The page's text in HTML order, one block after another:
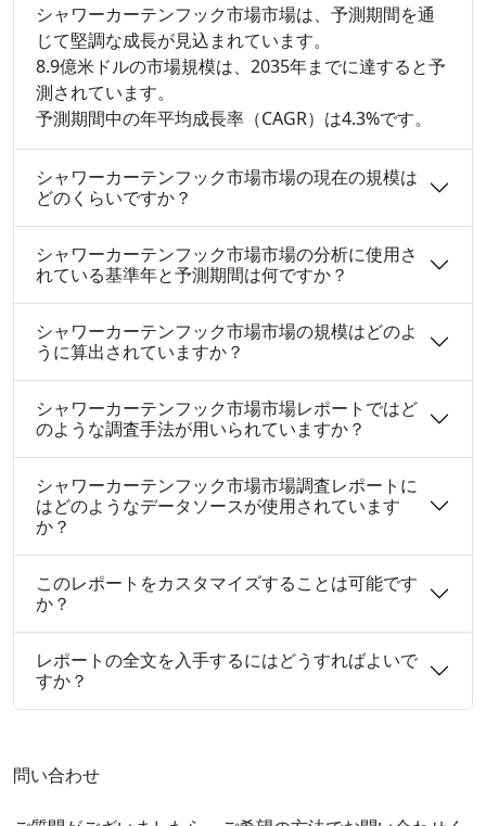
シャワーカーテンフック市場市場は、予測期間を通
じて堅調な成長が見込まれています。
8.9億米ドルの市場規模は、2035年までに達すると予
測されています。
予測期間中の年平均成長率（CAGR）は4.3%です。
シャワーカーテンフック市場市場の現在の規模は
どのくらいですか？
シャワーカーテンフック市場市場の分析に使用さ
れている基準年と予測期間は何ですか？
シャワーカーテンフック市場市場の規模はどのよ
うに算出されていますか？
シャワーカーテンフック市場市場レポートではど
のような調査手法が用いられていますか？
シャワーカーテンフック市場市場調査レポートに
はどのようなデータソースが使用されています
か？
このレポートをカスタマイズすることは可能です
か？
レポートの全文を入手するにはどうすればよいで
すか？
問い合わせ